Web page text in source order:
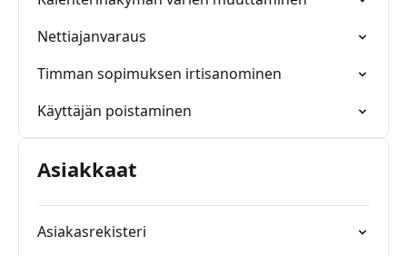
Nettiajanvaraus
Timman sopimuksen irtisanominen
Käyttäjän poistaminen
Asiakkaat
Asiakasrekisteri